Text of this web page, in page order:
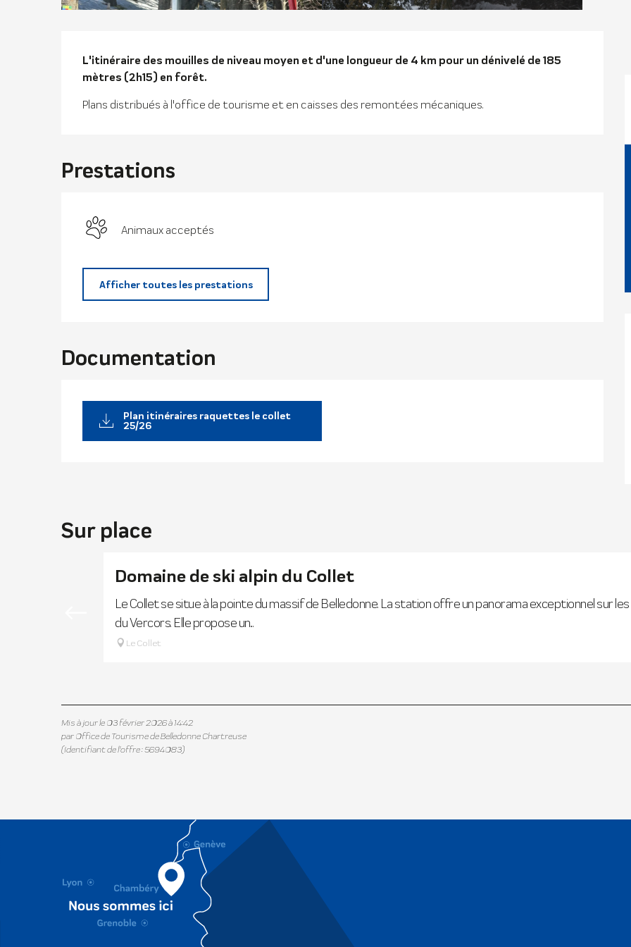
Description
L'itinéraire des mouilles de niveau moyen et d'une longueur de 4 km pour un dénivelé de 185
mètres (2h15) en forêt.
Plans distribués à l'office de tourisme et en caisses des remontées mécaniques.
Prestations
Animaux acceptés
Afficher toutes les prestations
Documentation
Plan itinéraires raquettes le collet
25/26
Sur place
Domaine de ski alpin du Collet
Le Collet se situe à la pointe du massif de Belledonne. La station offre un panorama exceptionnel sur
du Vercors. Elle propose un...
Le Collet
Mis à jour le 03 février 2026 à 14:42
par Office de Tourisme de Belledonne Chartreuse
(Identifiant de l'offre :5694083)